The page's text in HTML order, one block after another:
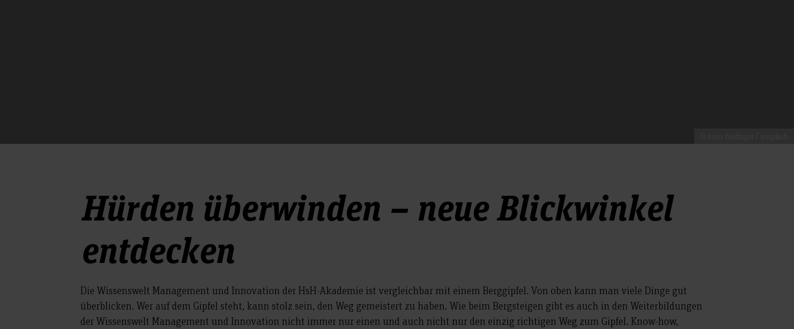
Hürden überwinden – neue Blickwinkel
entdecken
Die Wissenswelt Management und Innovation der HsH-Akademie ist vergleichbar mit einem Berggipfel. Von oben kann man viele Dinge gut
überblicken. Wer auf dem Gipfel steht, kann stolz sein, den Weg gemeistert zu haben. Wie beim Bergsteigen gibt es auch in den Weiterbildungen
der Wissenswelt Management und Innovation nicht immer nur einen und auch nicht nur den einzig richtigen Weg zum Gipfel. Know-how,